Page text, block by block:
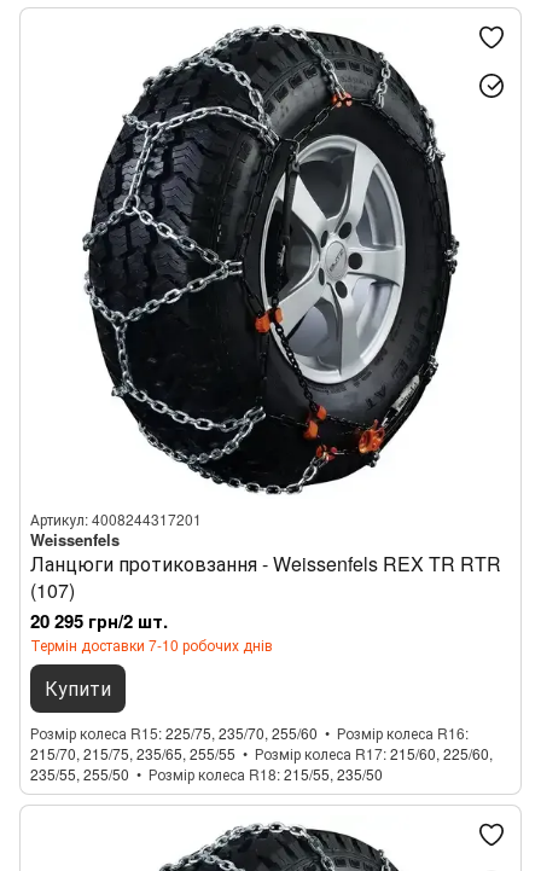
Артикул: 4008244317201
Weissenfels
Ланцюги протиковзання - Weissenfels REX TR RTR
(107)
20 295 грн/2 шт.
Термін доставки 7-10 робочих днів
Купити
Розмір колеса R15 225/75, 235/70, 255/60
Розмір колеса R16
215/70, 215/75, 235/65, 255/55
Розмір колеса R17 215/60, 225/60,
235/55, 255/50
Розмір колеса R18 215/55, 235/50